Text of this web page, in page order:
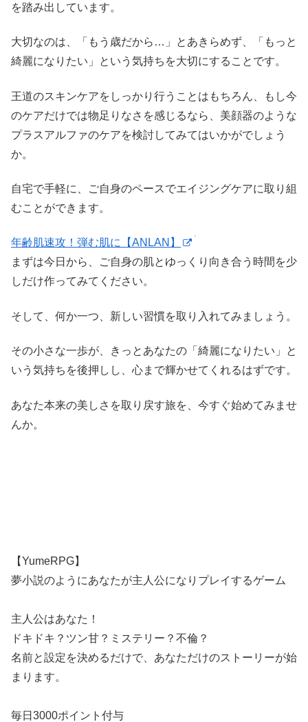
を踏み出しています。
大切なのは、「もう歳だから…」とあきらめず、「もっと
綺麗になりたい」という気持ちを大切にすることです。
王道のスキンケアをしっかり行うことはもちろん、もし今
のケアだけでは物足りなさを感じるなら、美顔器のような
プラスアルファのケアを検討してみてはいかがでしょう
か。
自宅で手軽に、ご自身のペースでエイジングケアに取り組
むことができます。
年齢肌速攻！弾む肌に【ANLAN】
まずは今日から、ご自身の肌とゆっくり向き合う時間を少
しだけ作ってみてください。
そして、何か一つ、新しい習慣を取り入れてみましょう。
その小さな一歩が、きっとあなたの「綺麗になりたい」と
いう気持ちを後押しし、心まで輝かせてくれるはずです。
あなた本来の美しさを取り戻す旅を、今すぐ始めてみませ
んか。
【YumeRPG】
夢小説のようにあなたが主人公になりプレイするゲーム
主人公はあなた！
ドキドキ？ツン甘？ミステリー？不倫？
名前と設定を決めるだけで、あなただけのストーリーが始
まります。
毎日3000ポイント付与